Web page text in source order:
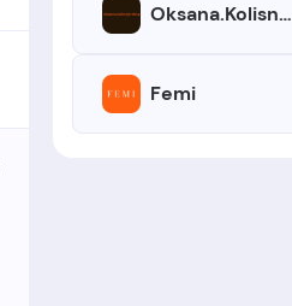
Oksana.Kolisnyk Shop
Femi